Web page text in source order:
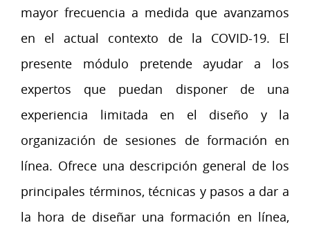
mayor frecuencia a medida que avanzamos
en el actual contexto de la COVID-19. El
presente módulo pretende ayudar a los
expertos que puedan disponer de una
experiencia limitada en el diseño y la
organización de sesiones de formación en
línea. Ofrece una descripción general de los
principales términos, técnicas y pasos a dar a
la hora de diseñar una formación en línea,